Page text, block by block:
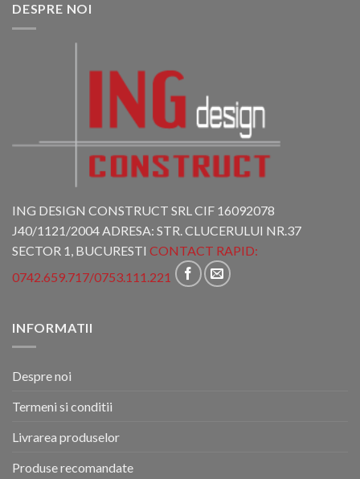
DESPRE NOI
ING DESIGN CONSTRUCT SRL CIF 16092078
J40/1121/2004 ADRESA: STR. CLUCERULUI NR.37
SECTOR 1, BUCURESTI CONTACT RAPID:
0742.659.717/0753.111.221
INFORMATII
Despre noi
Termeni si conditii
Livrarea produselor
Produse recomandate